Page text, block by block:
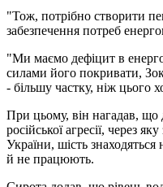
"Тож, потрібно створити
забезпечення потреб
"Ми маємо дефіцит в
силами його покривати,
- більшу частку, ніж цього
При цьому, він нагадав, що
російської агресії, через
України, шість знаходяться
й не працюють.